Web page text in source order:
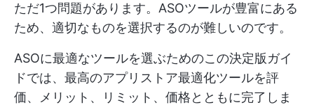
ただ1つ問題があります。ASOツールが豊富にある
ため、適切なものを選択するのが難しいのです。
ASOに最適なツールを選ぶためのこの決定版ガイ
ドでは、最高のアプリストア最適化ツールを評
価、メリット、リミット、価格とともに完了しま